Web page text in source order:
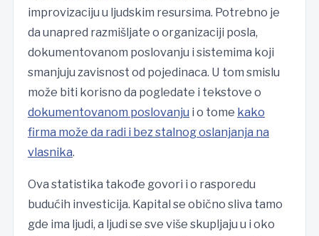
improvizaciju u ljudskim resursima. Potrebno je
da unapred razmišljate o organizaciji posla,
dokumentovanom poslovanju i sistemima koji
smanjuju zavisnost od pojedinaca. U tom smislu
može biti korisno da pogledate i tekstove o
dokumentovanom poslovanju i o tome kako
firma može da radi i bez stalnog oslanjanja na
vlasnika.
Ova statistika takođe govori i o rasporedu
budućih investicija. Kapital se obično sliva tamo
gde ima ljudi, a ljudi se sve više skupljaju u i oko